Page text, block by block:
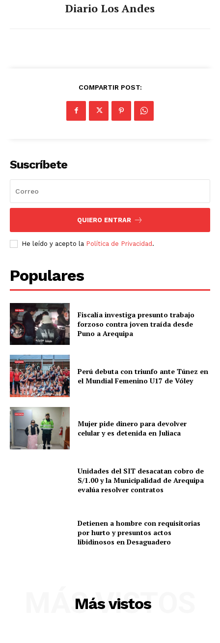
Diario Los Andes
COMPARTIR POST:
Suscríbete
QUIERO ENTRAR
He leído y acepto la Política de Privacidad.
Populares
Fiscalía investiga presunto trabajo
forzoso contra joven traída desde
Puno a Arequipa
Perú debuta con triunfo ante Túnez en
el Mundial Femenino U17 de Vóley
Mujer pide dinero para devolver
celular y es detenida en Juliaca
Unidades del SIT desacatan cobro de
S/1.00 y la Municipalidad de Arequipa
evalúa resolver contratos
Detienen a hombre con requisitorias
por hurto y presuntos actos
libidinosos en Desaguadero
Más vistos
MÁS VISTOS